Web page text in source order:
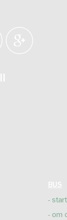
BUS
start
om